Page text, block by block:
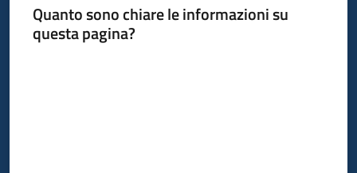
Quanto sono chiare le informazioni su
questa pagina?